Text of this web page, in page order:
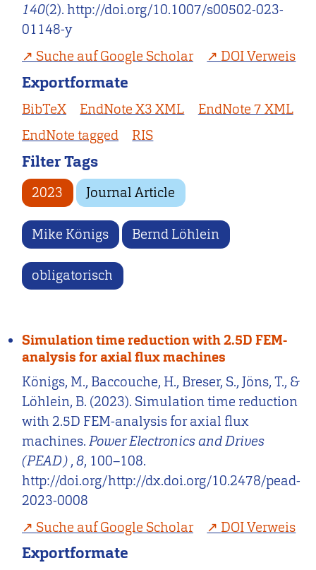
140(2). http://doi.org/10.1007/s00502-023-
01148-y
Suche auf Google Scholar
DOI Verweis
Exportformate
BibTeX EndNote X3 XML
EndNote 7 XML
EndNote tagged
RIS
Filter Tags
2023 Journal Article
Mike Königs Bernd Löhlein
obligatorisch
Simulation time reduction with 2.5D FEM-
analysis for axial flux machines
Königs, M., Baccouche, H., Breser, S., Jöns, T., &
Löhlein, B. (2023). Simulation time reduction
with 2.5D FEM-analysis for axial flux
machines.Power Electronics and Drives
(PEAD) ,8, 100–108.
http://doi.org/http://dx.doi.org/10.2478/pead-
2023-0008
Suche auf Google Scholar
DOI Verweis
Exportformate